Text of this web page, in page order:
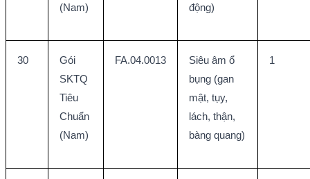
(Nam)
động)
30
Gói
SKTQ
Tiêu
Chuẩn
(Nam)
FA.04.0013
Siêu âm ổ
bụng (gan
mật, tụy,
lách, thận,
bàng quang)
1